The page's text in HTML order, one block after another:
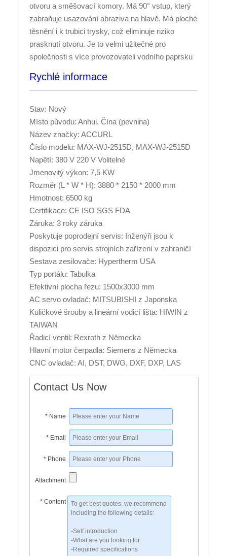
otvoru a směšovací komory. Má 90° vstup, který
zabraňuje usazování abraziva na hlavě. Má ploché
těsnění i k trubici trysky, což eliminuje riziko
prasknutí otvoru. Je to velmi užitečné pro
společnosti s více provozovateli vodního paprsku
Rychlé informace
Stav: Nový
Místo původu: Anhui, Čína (pevnina)
Název značky: ACCURL
Číslo modelu: MAX-WJ-2515D, MAX-WJ-2515D
Napětí: 380 V 220 V Volitelné
Jmenovitý výkon: 7,5 KW
Rozměr (L * W * H): 3880 * 2150 * 2000 mm
Hmotnost: 6500 kg
Certifikace: CE ISO SGS FDA
Záruka: 3 roky záruka
Poskytuje poprodejní servis: Inženýři jsou k
dispozici pro servis strojních zařízení v zahraničí
Sestava zesilovače: Hypertherm USA
Typ portálu: Tabulka
Efektivní plocha řezu: 1500x3000 mm
AC servo ovladač: MITSUBISHI z Japonska
Kuličkové šrouby a lineární vodicí lišta: HIWIN z
TAIWAN
Řadicí ventil: Rexroth z Německa
Hlavní motor čerpadla: Siemens z Německa
CNC ovladač: AI, DST, DWG, DXF, DXP, LAS
Contact Us Now
* Name
* Email
* Phone
Attachment
* Content